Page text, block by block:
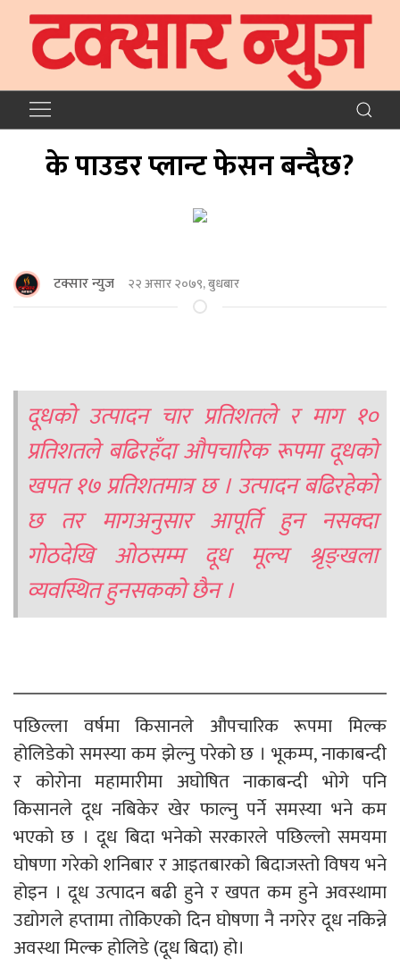
के पाउडर प्लान्ट फेसन बन्दैछ?
टक्सार न्युज २२ असार २०७९, बुधबार
दूधको उत्पादन चार प्रतिशतले र माग १०
प्रतिशतले बढिरहँदा औपचारिक रूपमा दूधको
खपत १७ प्रतिशतमात्र छ । उत्पादन बढिरहेको
छ तर मागअनुसार आपूर्ति हुन नसक्दा
गोठदेखि ओठसम्म दूध मूल्य श्रृङ्खला
व्यवस्थित हुनसकको छैन ।
पछिल्ला वर्षमा किसानले औपचारिक रूपमा मिल्क
होलिडेको समस्या कम झेल्नु परेको छ । भूकम्प, नाकाबन्दी
र कोरोना महामारीमा अघोषित नाकाबन्दी भोगे पनि
किसानले दूध नबिकेर खेर फाल्नु पर्ने समस्या भने कम
भएको छ । दूध बिदा भनेको सरकारले पछिल्लो समयमा
घोषणा गरेको शनिबार र आइतबारको बिदाजस्तो विषय भने
होइन । दूध उत्पादन बढी हुने र खपत कम हुने अवस्थामा
उद्योगले हप्तामा तोकिएको दिन घोषणा नै नगरेर दूध नकिन्ने
अवस्था मिल्क होलिडे (दूध बिदा) हो।